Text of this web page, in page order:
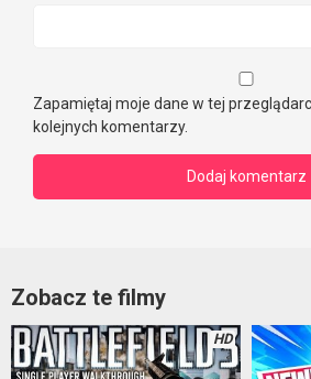
Zapamiętaj moje dane w tej
kolejnych komentarzy.
Zobacz te filmy
HD